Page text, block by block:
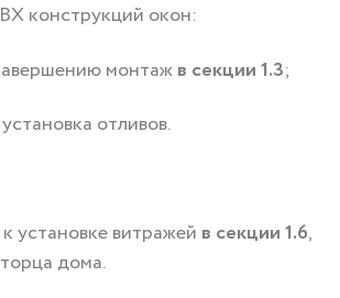
конструкций окон:
монтажв секции 1.3;
отливов.
установке витражей в секции 1.6,
дома.